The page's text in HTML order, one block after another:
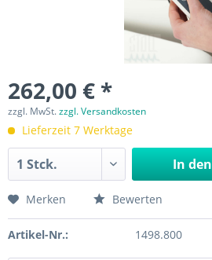
262,00 € *
zzgl. MwSt.zzgl. Versandkosten
Lieferzeit 7 Werktage
In den
Merken Bewerten
Artikel-Nr.: 1498.800